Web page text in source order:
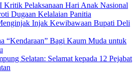
Pelaksanaan Hari Anak Nasional
Dugaan Kelalaian Panitia
Injak Kewibawaan Bupati Deli
“Kendaraan” Bagi Kaum Muda untuk
Selatan: Selamat kepada 12 Pejabat